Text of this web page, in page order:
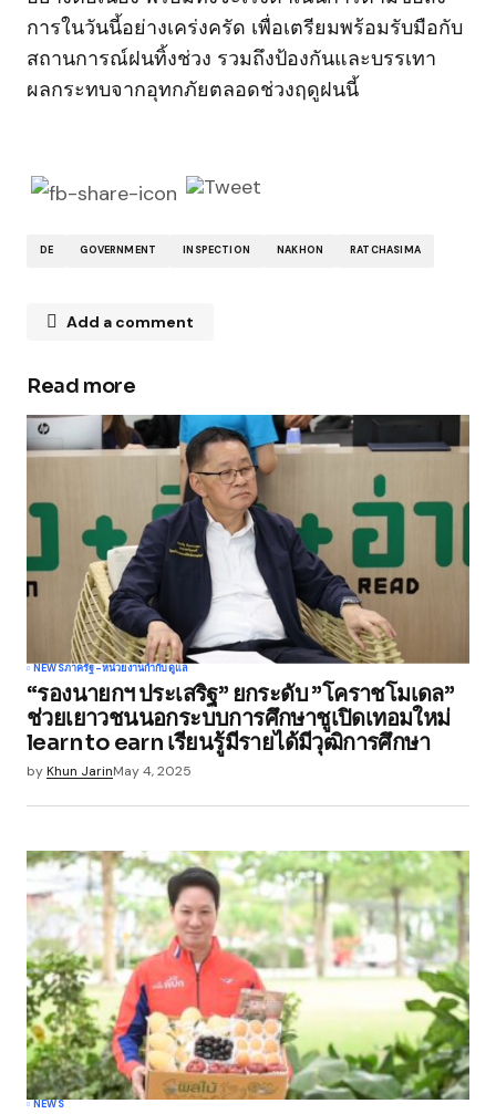
การในวันนี้อย่างเคร่งครัด เพื่อเตรียมพร้อมรับมือกับ
สถานการณ์ฝนทิ้งช่วง รวมถึงป้องกันและบรรเทา
ผลกระทบจากอุทกภัยตลอดช่วงฤดูฝนนี้
DE GOVERNMENT INSPECTION NAKHON RATCHASIMA
Add a comment
Your email address will not be published.
Required fields are marked*
Your Name*
Your E-mail*
Save my name, email, and website in this
browser for the next time I comment.
Submit Comment
Read more
NEWSภาครัฐ-หน่วยงานกำกับดูแล
“รองนายกฯ ประเสริฐ” ยกระดับ ”โคราชโมเดล”
ช่วยเยาวชนนอกระบบการศึกษาชูเปิดเทอมใหม่
learn to earn เรียนรู้มีรายได้มีวุฒิการศึกษา
byKhun JarinMay 4, 2025
NEWS